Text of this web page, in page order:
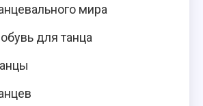
мира
для танца